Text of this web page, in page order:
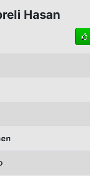
Hasan